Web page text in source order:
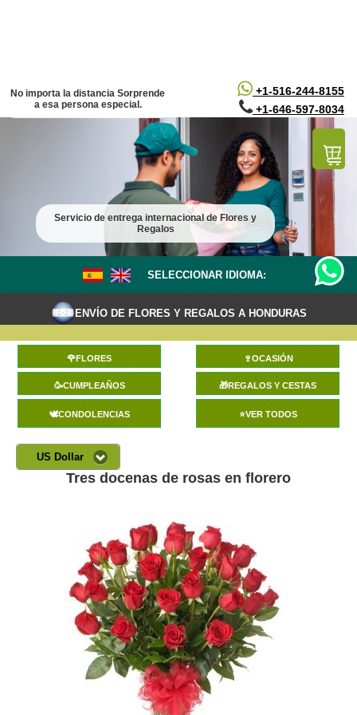
+1-516-244-8155
+1-646-597-8034
No importa la distancia Sorprende
a esa persona especial.
Servicio de entrega internacional de Flores y
Regalos
SELECCIONAR IDIOMA:
ENVÍO DE FLORES Y REGALOS A HONDURAS
🌹FLORES 🍷OCASIÓN
🥳CUMPLEAÑOS 🎁REGALOS Y CESTAS
🕊️CONDOLENCIAS ⭐VER TODOS
US Dollar
Tres docenas de rosas en florero